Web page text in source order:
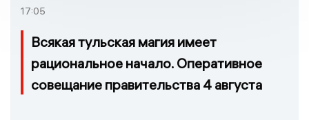
17:05
Всякая тульская магия имеет
рациональное начало. Оперативное
совещание правительства 4 августа